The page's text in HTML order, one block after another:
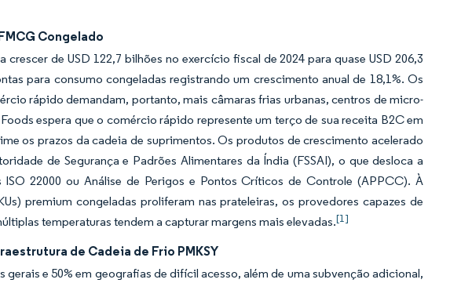
Congelado
de USD 122,7 bilhões no exercício fiscal de 2024 para quase USD 206,3
para consumo congeladas registrando um crescimento anual de 18,1%. Os
rápido demandam, portanto, mais câmaras frias urbanas, centros de micro-
espera que o comércio rápido represente um terço de sua receita B2C em
os prazos da cadeia de suprimentos. Os produtos de crescimento acelerado
de Segurança e Padrões Alimentares da Índia (FSSAI), o que desloca a
22000 ou Análise de Perigos e Pontos Críticos de Controle (APPCC). À
premium congeladas proliferam nas prateleiras, os provedores capazes de
temperaturas tendem a capturar margens mais elevadas.[1]
de Cadeia de Frio PMKSY
e 50% em geografias de difícil acesso, além de uma subvenção adicional,